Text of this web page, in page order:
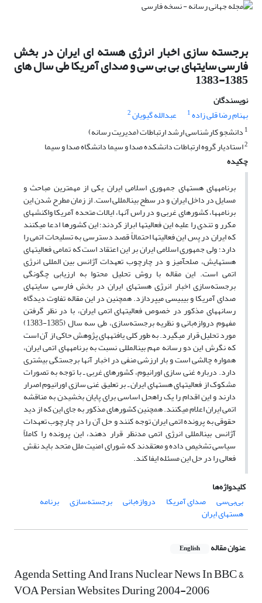
برجسته‏ سازی اخبار انرژی هسته ای ایران در بخش
فارسی سایت‏های بی بی سی و صدای آمریکا طی سال های
1385-1383
نویسندگان
بهنام رضا قلی زاده1 عبدالله گیویان2
1 دانشجو کارشناسی ارشد ارتباطات (مدیریت رسانه)
2استادیار گروه ارتباطات دانشکده صدا و سیما دانشگاه صدا و سیما
چکیده
برنامه­های هسته­ای جمهوری اسلامی ‏ایران یکی از مهم‏ترین مباحث و
مسایل در داخل ایران و در سطح بین‏المللی است. از زمان مطرح شدن این
برنامه­ها، کشورهای غربی و در راس آنها، ایالات متحده آمریکا واکنش‏های
مکرر و تندی را علیه ‏این فعالیت‏ها ابراز کردند؛ این کشورها ادعا می‏کنند
که ‏ایران در پس این فعالیت­ها احتمالاً قصد دسترسی به تسلیحات اتمی ‏را
دارد؛ ولی جمهوری اسلامی ‏ایران بر این اعتقاد است که تمامی ‏فعالیت­های
هسته­ایش، صلح‏آمیز و در چارچوب تعهدات آژانس بین المللی انرژی
اتمی ‏است. این مقاله با روش تحلیل محتوا به ‏ارزیابی چگونگی
برجسته‌سازی اخبار انرژی هسته­ای ایران در بخش فارسی سایت‏های
صدای ­آمریکا و بی­بی­سی می‏پردازد. همچنین در این مقاله تفاوت دیدگاه
رسانه‏های مذکور در خصوص فعالیت‏های اتمی ‏ایران، با در نظر گرفتن
مفهوم دروازه‌بانی و نظریه برجسته‌سازی، طی سه سال (1385-1383)
مورد تحلیل قرار می‏گیرد. به‏ طور کلی یافته‏های پژوهش حاکی از آن است
که نگرش این دو رسانه مهم بین‏المللی نسبت به برنامه‏های اتمی ‏ایران،
همواره چالشی است و بار ارزشی منفی در اخبار آنها برجستگی بیشتری
دارد. درباره غنی سازی اورانیوم، کشورهای غربی ـ با توجه به تصورات
مشکوک از فعالیت‏های هسته‏ای ایران ـ بر تعلیق غنی سازی اورانیوم اصرار
دارند و این اقدام را یک راهحل اساسی برای پایان بخشیدن به مناقشه
‏اتمی ‏ایران اعلام می‏کنند. همچنین کشورهای مذکور به ‏جای این که ‏از دید
حقوقی به پرونده ‏اتمی ‏ایران توجه کنند و حل آن را در چارچوب تعهدات
آژانس بین‏المللی انرژی اتمی‏ مدنظر قرار دهند، این پرونده را کاملاً
سیاسی تشخیص داده و معتقدند که شورای امنیت ملل متحد باید نقش
فعالی را در حل این مسئله ‏ایفا کند.
کلیدواژه‌ها
بی‌بی‌سی
صدای آمریکا‏ دروازه‌بانی برجسته‌سازی برنامه
هسته‏ای ایران
عنوان مقاله English
Agenda Setting And Irans Nuclear News In BBC &
VOA Persian Websites During 2004-2006